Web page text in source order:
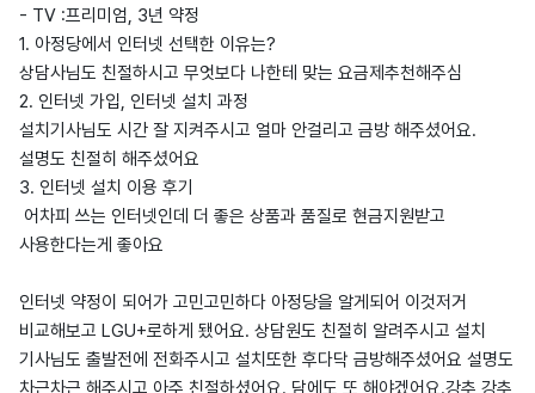
- TV :프리미엄, 3년 약정
1. 아정당에서 인터넷 선택한 이유는?
상담사님도 친절하시고 무엇보다 나한테 맞는 요금제추천해주심
2. 인터넷 가입, 인터넷 설치 과정
설치기사님도 시간 잘 지켜주시고 얼마 안걸리고 금방 해주셨어요.
설명도 친절히 해주셨어요
3. 인터넷 설치 이용 후기
어차피 쓰는 인터넷인데 더 좋은 상품과 품질로 현금지원받고
사용한다는게 좋아요
인터넷 약정이 되어가 고민고민하다 아정당을 알게되어 이것저거
비교해보고 LGU+로하게 됐어요. 상담원도 친절히 알려주시고 설치
기사님도 출발전에 전화주시고 설치또한 후다닥 금방해주셨어요 설명도
차근차근 해주시고 아주 친절하셨어요. 담에도 또 해야겠어요.강추 강추